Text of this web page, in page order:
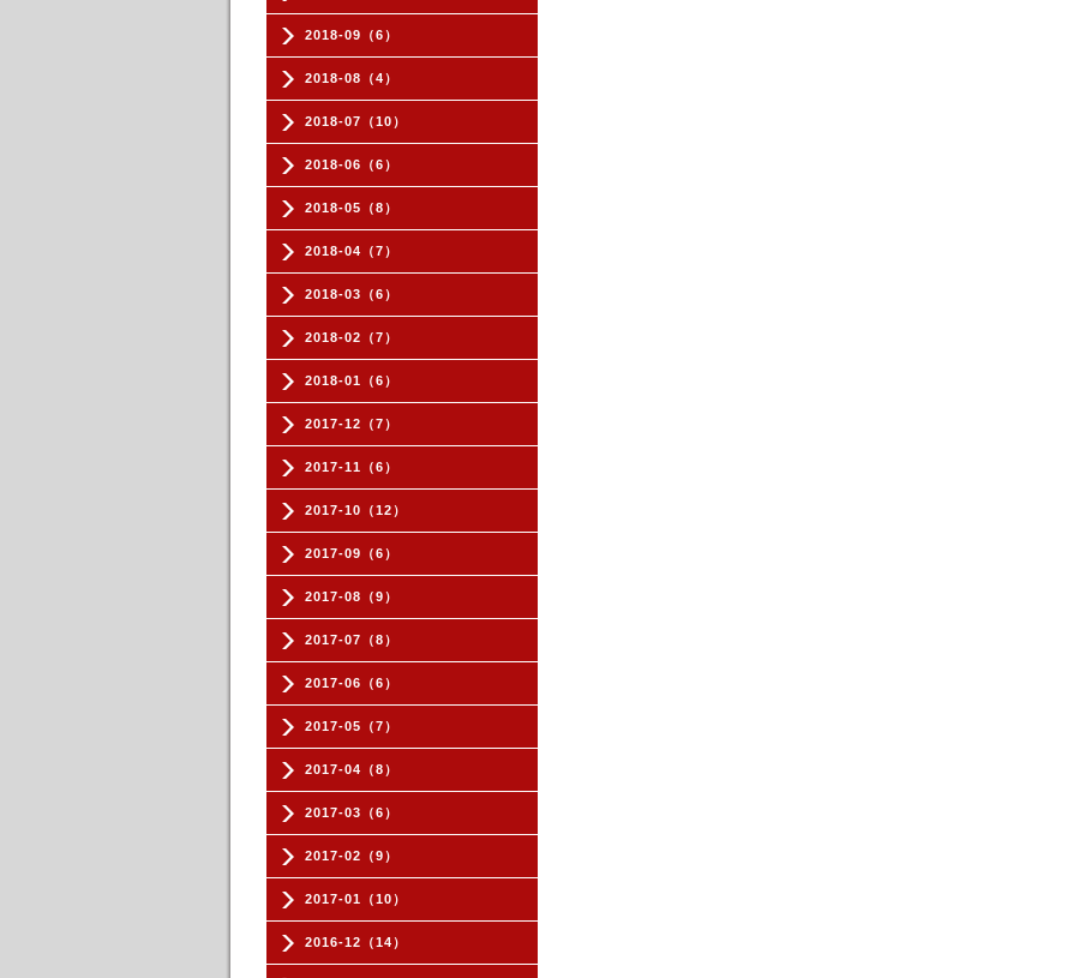
2018-09（6）
2018-08（4）
2018-07（10）
2018-06（6）
2018-05（8）
2018-04（7）
2018-03（6）
2018-02（7）
2018-01（6）
2017-12（7）
2017-11（6）
2017-10（12）
2017-09（6）
2017-08（9）
2017-07（8）
2017-06（6）
2017-05（7）
2017-04（8）
2017-03（6）
2017-02（9）
2017-01（10）
2016-12（14）